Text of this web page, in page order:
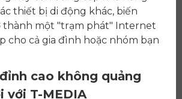
thiết bị di động khác, biến
thành một "trạm phát" Internet
cho cả gia đình hoặc nhóm bạn
cao không quảng
với T-MEDIA